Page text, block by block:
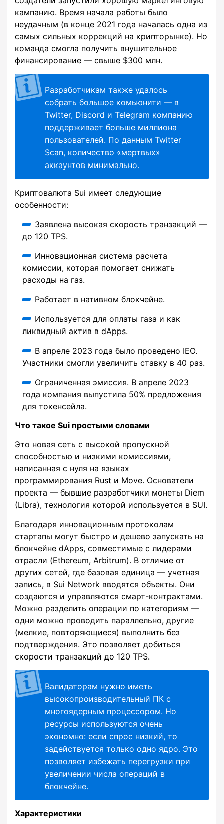
кампанию. Время начала работы было
неудачным (в конце 2021 года началась одна из
самых сильных коррекций на крипторынке). Но
команда смогла получить внушительное
финансирование — свыше $300 млн.
Разработчикам также удалось
собрать большое комьюнити — в
Twitter, Discord и Telegram компанию
поддерживает больше миллиона
пользователей. По данным Twitter
Scan, количество «мертвых»
аккаунтов минимально.
Криптовалюта Sui имеет следующие
особенности:
Заявлена высокая скорость транзакций —
до 120 TPS.
Инновационная система расчета
комиссии, которая помогает снижать
расходы на газ.
Работает в нативном блокчейне.
Используется для оплаты газа и как
ликвидный актив в dApps.
В апреле 2023 года было проведено IEO.
Участники смогли увеличить ставку в 40 раз.
Ограниченная эмиссия. В апреле 2023
года компания выпустила 50% предложения
для токенсейла.
Что такое Sui простыми словами
Это новая сеть с высокой пропускной
способностью и низкими комиссиями,
написанная с нуля на языках
программирования Rust и Move. Основатели
проекта — бывшие разработчики монеты Diem
(Libra), технология которой используется в SUI.
Благодаря инновационным протоколам
стартапы могут быстро и дешево запускать на
блокчейне dApps, совместимые с лидерами
отрасли (Ethereum, Arbitrum). В отличие от
других сетей, где базовая единица — учетная
запись, в Sui Network вводятся объекты. Они
создаются и управляются смарт-контрактами.
Можно разделить операции по категориям —
одни можно проводить параллельно, другие
(мелкие, повторяющиеся) выполнить без
подтверждения. Это позволяет добиться
скорости транзакций до 120 TPS.
Валидаторам нужно иметь
высокопроизводительный ПК с
многоядерным процессором. Но
ресурсы используются очень
экономно: если спрос низкий, то
задействуется только одно ядро. Это
позволяет избежать перегрузки при
увеличении числа операций в
блокчейне.
Характеристики